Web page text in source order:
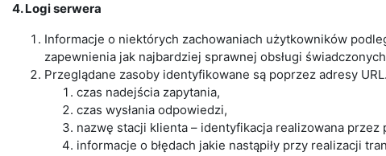
4. Logi serwera
Informacje o niektórych zachowaniach użytkowników
zapewnienia jak najbardziej sprawnej obsługi
Przeglądane zasoby identyfikowane są poprzez adresy
czas nadejścia zapytania,
czas wysłania odpowiedzi,
nazwę stacji klienta – identyfikacja realizowana przez
informacje o błędach jakie nastąpiły przy realizacji